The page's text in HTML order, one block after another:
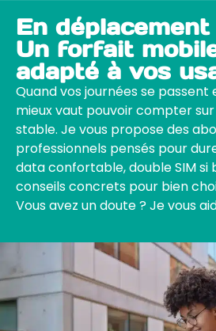
En déplacement
Un forfait
adapté à vos
Quand vos journées se
mieux vaut pouvoir compter
stable. Je vous propose des
professionnels pensés pour
data confortable, double SIM si
conseils concrets pour bien
Vous avez un doute ? Je vous